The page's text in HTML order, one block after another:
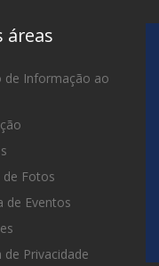
áreas
de Informação ao
Fotos
de Eventos
Privacidade